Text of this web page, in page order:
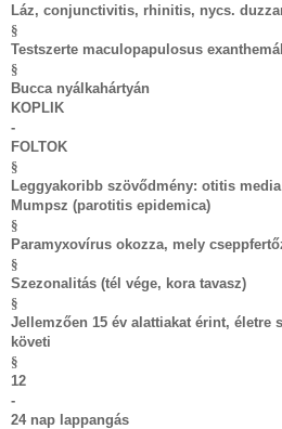
Láz, conjunctivitis, rhinitis, nycs.
§
Testszerte maculopapulosus
§
Bucca nyálkahártyán
KOPLIK
-
FOLTOK
§
Leggyakoribb szövődmény: otitis media
Mumpsz (parotitis epidemica)
§
Paramyxovírus okozza, mely
§
Szezonalitás (tél vége, kora tavasz)
§
Jellemzően 15 év alattiakat érint, életre
követi
§
12
-
24 nap lappangás